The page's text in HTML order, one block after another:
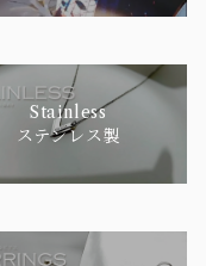
Stainless
ステンレス製